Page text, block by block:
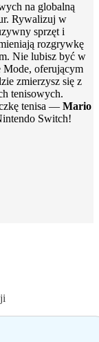
na globalną
Rywalizuj w
sprzęt i
rozgrywkę
Nie lubisz być w
Mode, oferującym
zmierzysz się z
tenisowych.
tenisa — Mario
Switch!